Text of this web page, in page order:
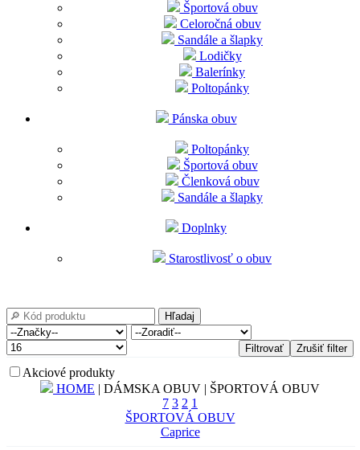
Športová obuv
Celoročná obuv
Sandále a šlapky
Lodičky
Balerínky
Poltopánky
Pánska obuv
Poltopánky
Športová obuv
Členková obuv
Sandále a šlapky
Doplnky
Starostlivosť o obuv
Hľadaj
Zrušiť filter
Filtrovať
Akciové produkty
HOME | DÁMSKA OBUV | ŠPORTOVÁ OBUV
7 3 2 1
ŠPORTOVÁ OBUV
Caprice